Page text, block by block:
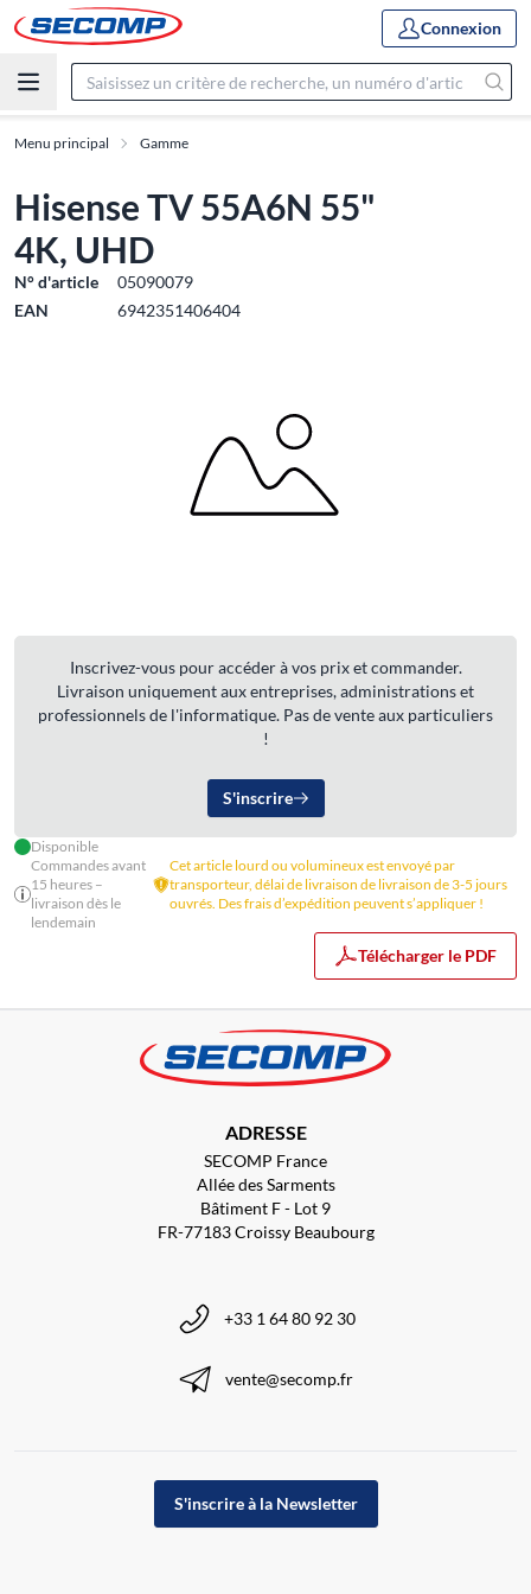
Connexion
Menu principal Gamme
Hisense TV 55A6N 55"
4K, UHD
N° d'article
05090079
EAN
6942351406404
Inscrivez-vous pour accéder à vos prix et commander.
Livraison uniquement aux entreprises, administrations et
professionnels de l'informatique. Pas de vente aux particuliers
!
S'inscrire
Disponible
Commandes avant
15 heures –
livraison dès le
lendemain
Cet article lourd ou volumineux est envoyé par
transporteur, délai de livraison de livraison de 3-5 jours
ouvrés. Des frais d’expédition peuvent s’appliquer !
Télécharger le PDF
ADRESSE
SECOMP France
Allée des Sarments
Bâtiment F - Lot 9
FR-77183 Croissy Beaubourg
+33 1 64 80 92 30
vente@secomp.fr
S'inscrire à la Newsletter